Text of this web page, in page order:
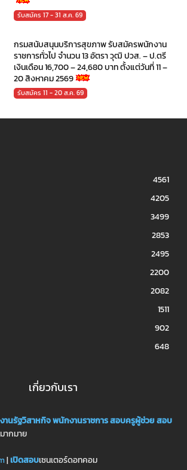
รับสมัคร 17 - 31 ส.ค. 69
กรมสนับสนุนบริการสุขภาพ รับสมัครพนักงาน
ราชการทั่วไป จำนวน 13 อัตรา วุฒิ ปวส. – ป.ตรี
เงินเดือน 16,700 – 24,680 บาท ตั้งแต่วันที่ 11 –
20 สิงหาคม 2569
รับสมัคร 11 - 20 ส.ค. 69
4561
4205
3499
2853
2495
2200
2082
1511
902
648
เกี่ยวกับเรา
งานรัฐวิสาหกิจพนักงานราชการสอบครูผู้ช่วยสอบ
ากมาย
|เปิดสอบเซนเตอร์ดอทคอม